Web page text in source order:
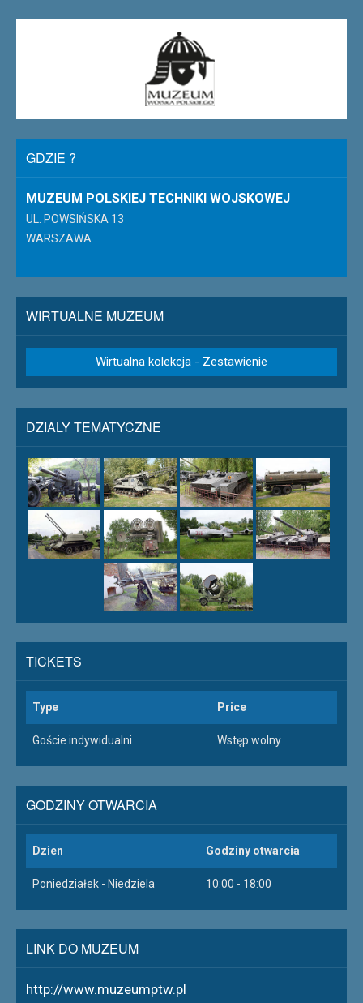
GDZIE ?
MUZEUM POLSKIEJ TECHNIKI WOJSKOWEJ
UL. POWSIŃSKA 13
WARSZAWA
WIRTUALNE MUZEUM
Wirtualna kolekcja - Zestawienie
DZIALY TEMATYCZNE
TICKETS
Type Price
Goście indywidualni Wstęp wolny
GODZINY OTWARCIA
Dzien Godziny otwarcia
Poniedziałek - Niedziela 10:00 - 18:00
LINK DO MUZEUM
http://www.muzeumptw.pl